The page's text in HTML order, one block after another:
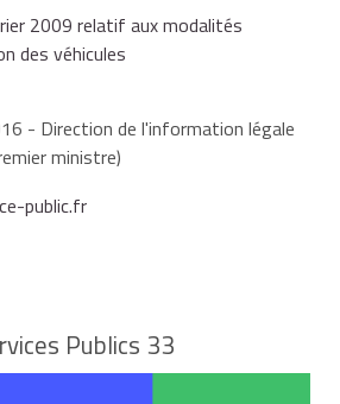
2009 relatif aux modalités
des véhicules
- Direction de l'information légale
ministre)
Publics 33